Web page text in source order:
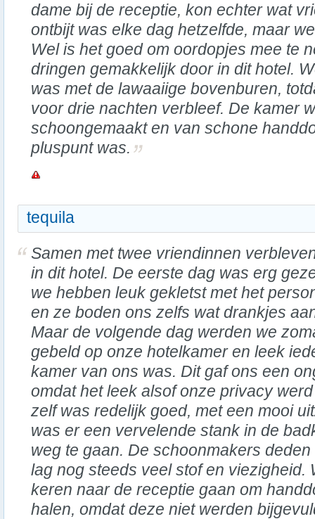
dame bij de receptie, kon echter wat
ontbijt was elke dag hetzelfde, maar
Wel is het goed om oordopjes mee te
dringen gemakkelijk door in dit hotel.
was met de lawaaiige bovenburen,
voor drie nachten verbleef. De kamer
schoongemaakt en van schone
pluspunt was.
tequila
Samen met twee vriendinnen
in dit hotel. De eerste dag was erg
we hebben leuk gekletst met het
en ze boden ons zelfs wat drankjes
Maar de volgende dag werden we
gebeld op onze hotelkamer en leek
kamer van ons was. Dit gaf ons een
omdat het leek alsof onze privacy
zelf was redelijk goed, met een mooi
was er een vervelende stank in de
weg te gaan. De schoonmakers
lag nog steeds veel stof en viezigheid.
keren naar de receptie gaan om
halen, omdat deze niet werden